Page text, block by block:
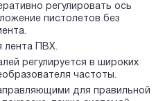
регулировать ось
пистолетов без
лента ПВХ.
регулируется в широких
частоты.
для правильной